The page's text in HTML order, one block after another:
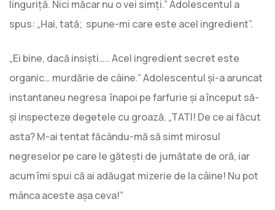
linguriță. Nici măcar nu o vei simți.” Adolescentul a
spus: „Hai, tată; spune-mi care este acel ingredient”.
„Ei bine, dacă insiști….. Acel ingredient secret este
organic… murdărie de câine.” Adolescentul și-a aruncat
instantaneu negresa înapoi pe farfurie și a început să-
și inspecteze degetele cu groază. „TATI! De ce ai făcut
asta? M-ai tentat făcându-mă să simt mirosul
negreselor pe care le gătești de jumătate de oră, iar
acum îmi spui că ai adăugat mizerie de la câine! Nu pot
mânca aceste așa ceva!”